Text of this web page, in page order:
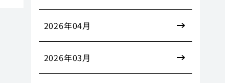
2026年04月
2026年03月